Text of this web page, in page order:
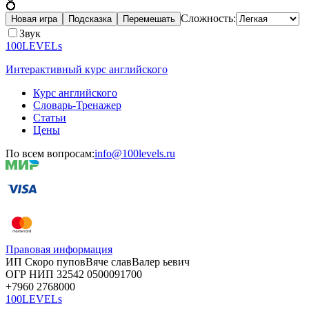
💍
Новая игра Подсказка Перемешать Сложность:
Звук
100LEVELs
Интерактивный курс английского
Курс английского
Словарь-Тренажер
Статьи
Цены
По всем вопросам:info@100levels.ru
Правовая информация
ИП Скоро пуповВяче славВалер ьевич
ОГР НИП 32542 0500091700
+7960 2768000
100LEVELs